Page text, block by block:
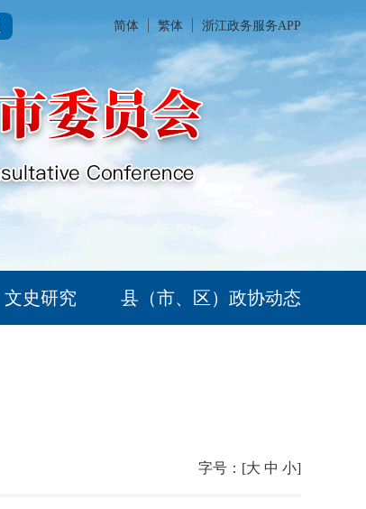
简体 繁体 浙江政务服务APP
文史研究 县（市、区）政协动态
字号：[大 中 小]